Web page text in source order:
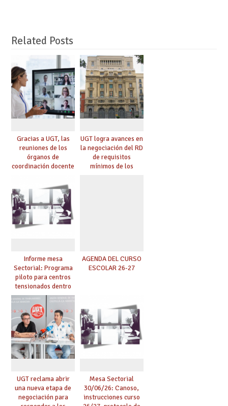
Related Posts
Gracias a UGT, las
reuniones de los
órganos de
coordinación docente
de manera
telemática, sin exigir
presencialidad en el
centro
UGT logra avances en
la negociación del RD
de requisitos
mínimos de los
Informe mesa
Sectorial: Programa
piloto para centros
tensionados dentro
del marco del
Acuerdo de Mejoras y
evaluación del curso
25/26
AGENDA DEL CURSO
ESCOLAR 26-27
UGT reclama abrir
una nueva etapa de
negociación para
Mesa Sectorial
30/06/26: Canoso,
instrucciones curso